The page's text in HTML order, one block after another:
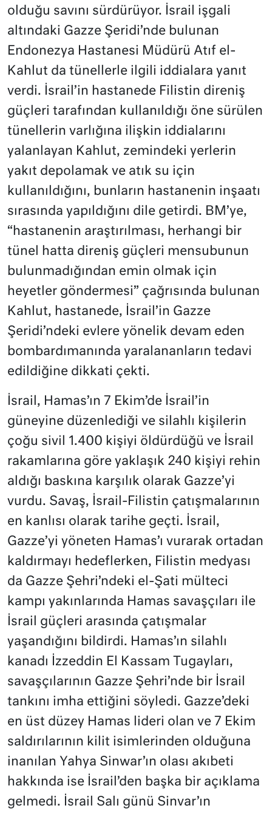
olduğu savını sürdürüyor. İsrail işgali
altındaki Gazze Şeridi’nde bulunan
Endonezya Hastanesi Müdürü Atıf el-
Kahlut da tünellerle ilgili iddialara yanıt
verdi. İsrail’in hastanede Filistin direniş
güçleri tarafından kullanıldığı öne sürülen
tünellerin varlığına ilişkin iddialarını
yalanlayan Kahlut, zemindeki yerlerin
yakıt depolamak ve atık su için
kullanıldığını, bunların hastanenin inşaatı
sırasında yapıldığını dile getirdi. BM’ye,
“hastanenin araştırılması, herhangi bir
tünel hatta direniş güçleri mensubunun
bulunmadığından emin olmak için
heyetler göndermesi” çağrısında bulunan
Kahlut, hastanede, İsrail’in Gazze
Şeridi’ndeki evlere yönelik devam eden
bombardımanında yaralananların tedavi
edildiğine dikkati çekti.
İsrail, Hamas’ın 7 Ekim’de İsrail’in
güneyine düzenlediği ve silahlı kişilerin
çoğu sivil 1.400 kişiyi öldürdüğü ve İsrail
rakamlarına göre yaklaşık 240 kişiyi rehin
aldığı baskına karşılık olarak Gazze’yi
vurdu. Savaş, İsrail-Filistin çatışmalarının
en kanlısı olarak tarihe geçti. İsrail,
Gazze’yi yöneten Hamas’ı vurarak ortadan
kaldırmayı hedeflerken, Filistin medyası
da Gazze Şehri’ndeki el-Şati mülteci
kampı yakınlarında Hamas savaşçıları ile
İsrail güçleri arasında çatışmalar
yaşandığını bildirdi. Hamas’ın silahlı
kanadı İzzeddin El Kassam Tugayları,
savaşçılarının Gazze Şehri’nde bir İsrail
tankını imha ettiğini söyledi. Gazze’deki
en üst düzey Hamas lideri olan ve 7 Ekim
saldırılarının kilit isimlerinden olduğuna
inanılan Yahya Sinwar’ın olası akıbeti
hakkında ise İsrail’den başka bir açıklama
gelmedi. İsrail Salı günü Sinvar’ın